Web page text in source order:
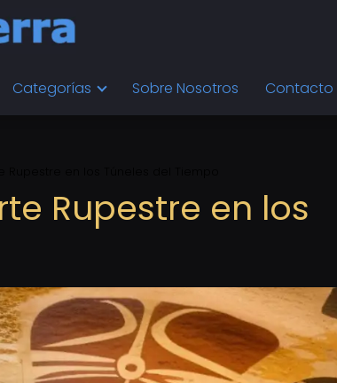
Categorías Sobre Nosotros Contacto
Rupestre en los